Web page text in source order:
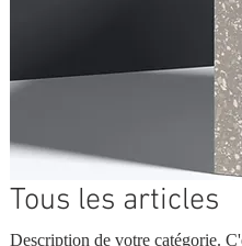
Tous les articles
Description de votre catégorie.